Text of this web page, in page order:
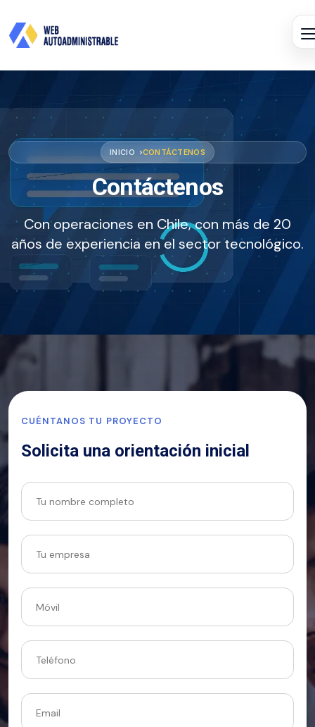
INICIO CONTÁCTENOS
Contáctenos
Con operaciones en Chile, con más de 20
años de experiencia en el sector tecnológico.
CUÉNTANOS TU PROYECTO
Solicita una orientación inicial